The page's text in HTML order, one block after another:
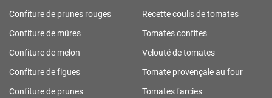
Confiture de prunes rouges
Confiture de mûres
Confiture de melon
Confiture de figues
Confiture de prunes
Recette coulis de tomates
Tomates confites
Velouté de tomates
Tomate provençale au four
Tomates farcies